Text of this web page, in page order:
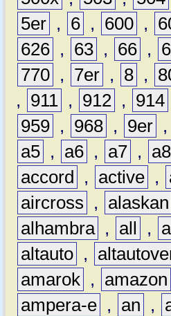
5er , 6 , 600 ,
626 , 63 , 66 ,
770 , 7er , 8 ,
,
911 , 912 , 914
959 , 968 , 9er ,
a5 , a6 , a7 , a8
accord
, active ,
aircross
, alaskan
alhambra , all ,
altauto ,
amarok , amazon
ampera-e , an ,